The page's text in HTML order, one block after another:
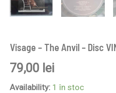
Visage – The Anvil – Disc
79,00 lei
Availability: 1 în stoc